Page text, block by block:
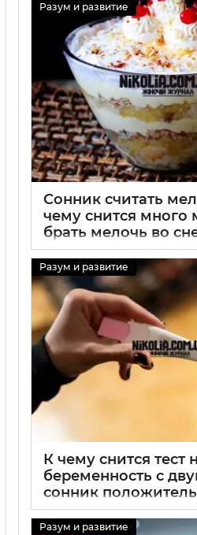
Разум и развитие
Сонник считать
чему снится много
брать мелочь во
Разум и развитие
К чему снится тест
беременность с
сонник
приснились 2
замужней
Разум и развитие